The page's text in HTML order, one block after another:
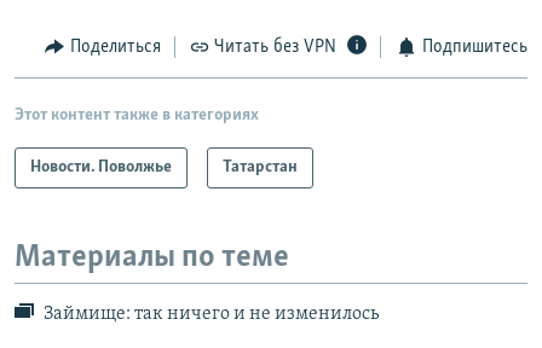
Поделиться Читать без VPN Подпишитесь
Этот контент также в категориях
Новости. Поволжье Татарстан
Материалы по теме
Займище: так ничего и не изменилось